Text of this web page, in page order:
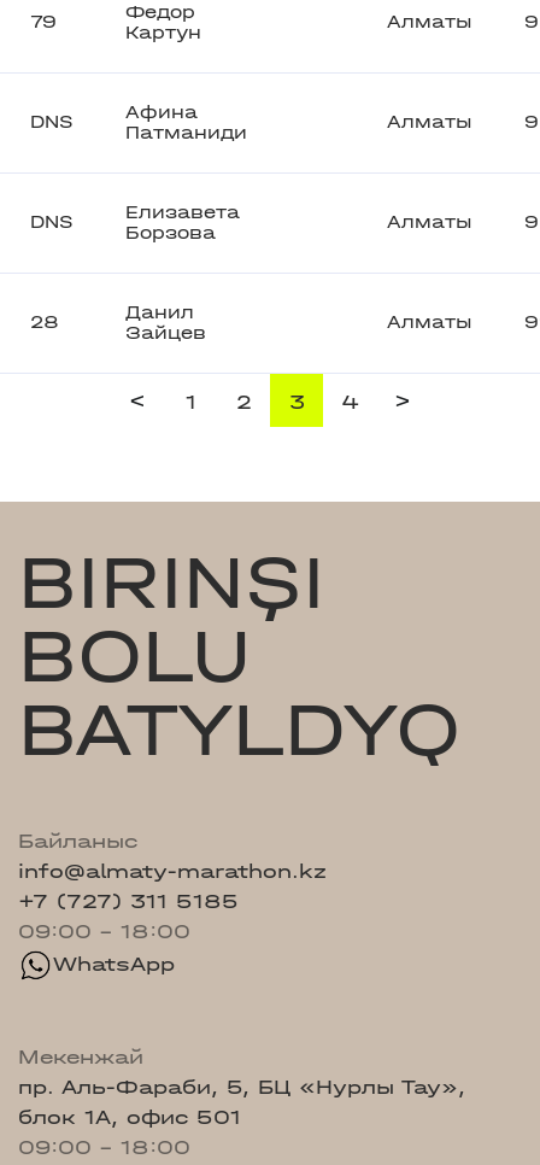
79
Федор
Картун
Алматы
DNS
Афина
Патманиди
Алматы
DNS
Елизавета
Борзова
Алматы
28
Данил
Зайцев
Алматы
< 1 2 3 4 >
BIRINŞI
BOLU
BATYLDYQ
Байланыс
info@almaty-marathon.kz
+7 (727) 311 5185
09:00 - 18:00
WhatsApp
Мекенжай
пр. Аль-Фараби, 5, БЦ «Нурлы Тау»,
блок 1А, офис 501
09:00 - 18:00